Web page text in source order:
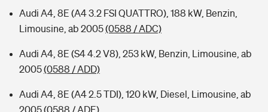
Audi A4, 8E (A4 3.2 FSI QUATTRO), 188 kW, Benzin,
Limousine, ab 2005(0588 / ADC)
Audi A4, 8E (S4 4.2 V8), 253 kW, Benzin, Limousine, ab
2005(0588 / ADD)
Audi A4, 8E (A4 2.5 TDI), 120 kW, Diesel, Limousine, ab
2005(0588 / ADE)